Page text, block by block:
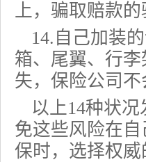
上，骗取赔款的
14.自己加装
箱、尾翼、行
失，保险公司不
以上14种状
免这些风险在
保时，选择权